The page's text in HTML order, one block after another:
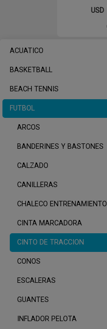
ACUATICO
BASKETBALL
BEACH TENNIS
FUTBOL
ARCOS
BANDERINES Y BASTONES
CALZADO
CANILLERAS
CHALECO ENTRENAMIENTO
CINTA MARCADORA
CINTO DE TRACCION
CONOS
ESCALERAS
GUANTES
INFLADOR PELOTA
USD